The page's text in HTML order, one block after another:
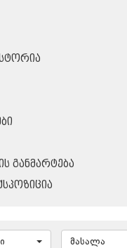
ᲒᲐᲜᲛᲐᲠᲢᲔᲑᲐ
მასალა